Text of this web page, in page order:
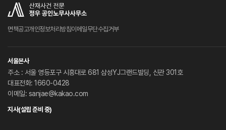
면책공고개인정보처리방침이메일무단수집거부
서울본사
주소 : 서울 영등포구 시흥대로 681 삼성YJ그랜드빌딩, 신관 301호
대표전화: 1660-0428
이메일: sanjae@kakao.com
지사(설립 준비 중)